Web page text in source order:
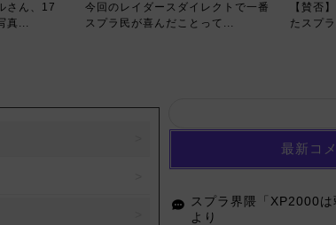
さん、17
真...
今回のレイダースダイレクトで一番
スプラ民が喜んだことって...
【賛否
たスプ
最新コ
スプラ界隈「XP2000
より